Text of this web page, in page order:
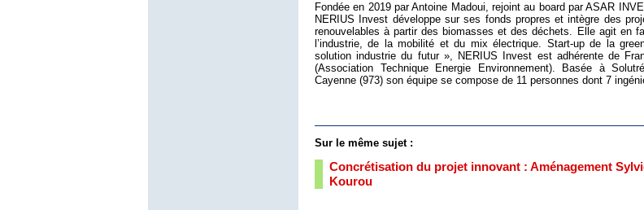
Fondée en 2019 par Antoine Madoui, rejoint au board par ASAR
NERIUS Invest développe sur ses fonds propres et intègre des
renouvelables à partir des biomasses et des déchets. Elle agit en
l’industrie, de la mobilité et du mix électrique. Start-up de la
solution industrie du futur », NERIUS Invest est adhérente de
(Association Technique Energie Environnement). Basée à
Cayenne (973) son équipe se compose de 11 personnes dont 7
Sur le même sujet :
Concrétisation du projet innovant : Aménagement
Kourou